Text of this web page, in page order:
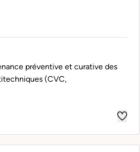
préventive et curative des
(CVC,